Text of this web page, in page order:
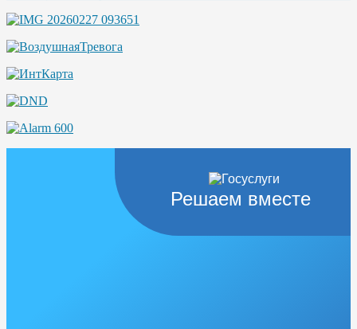
Решаем вместе